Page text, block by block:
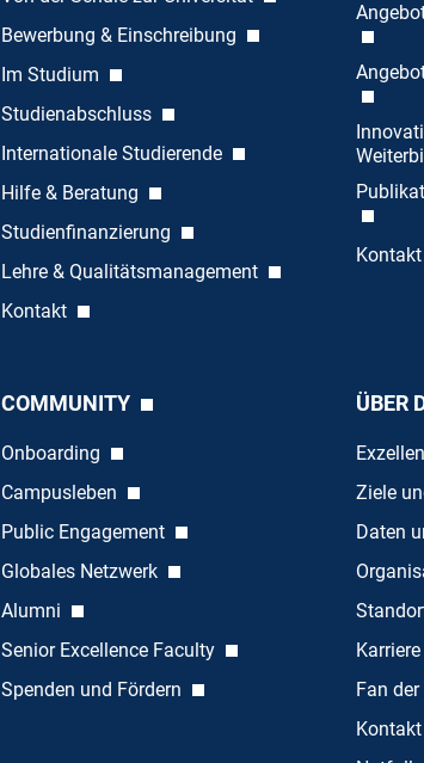
Bewerbung & Einschreibung
Im Studium
Studienabschluss
Internationale Studierende
Hilfe & Beratung
Studienfinanzierung
Lehre & Qualitätsmanagement
Kontakt
Kontakt
COMMUNITY
Onboarding
Campusleben
Public Engagement
Globales Netzwerk
Alumni
Senior Excellence Faculty
Spenden und Fördern
ÜBER
Ziele
Daten
Fan